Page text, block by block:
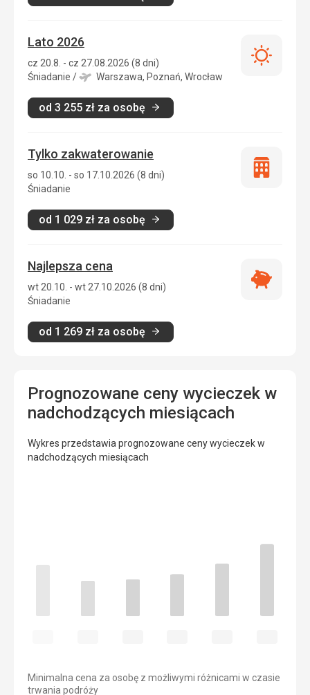
Lato 2026
cz 20.8. - cz 27.08.2026 (8 dni)
Śniadanie / Warszawa, Poznań, Wrocław
od 3 255 zł za osobę
Lato
Tylko zakwaterowanie
so 10.10. - so 17.10.2026 (8 dni)
Śniadanie
od 1 029 zł za osobę
Tylko
Najlepsza cena
wt 20.10. - wt 27.10.2026 (8 dni)
Śniadanie
od 1 269 zł za osobę
Najlepsza
Prognozowane ceny wycieczek w
nadchodzących miesiącach
Wykres przedstawia prognozowane ceny wycieczek w
nadchodzących miesiącach
Minimalna cena za osobę z możliwymi różnicami w czasie
trwania podróży